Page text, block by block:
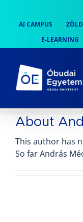
content
AI CAMPUS
E-LEARNING
About
This author has
So far András